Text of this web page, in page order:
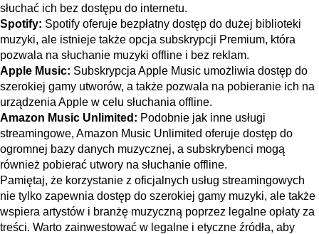
słuchać ich bez dostępu do internetu.
Spotify: Spotify oferuje bezpłatny dostęp do dużej biblioteki
muzyki, ale istnieje także opcja subskrypcji Premium, która
pozwala na słuchanie muzyki offline i bez reklam.
Apple Music: Subskrypcja Apple Music umożliwia dostęp do
szerokiej gamy utworów, a także pozwala na pobieranie ich na
urządzenia Apple w celu słuchania offline.
Amazon Music Unlimited: Podobnie jak inne usługi
streamingowe, Amazon Music Unlimited oferuje dostęp do
ogromnej bazy danych muzycznej, a subskrybenci mogą
również pobierać utwory na słuchanie offline.
Pamiętaj, że korzystanie z oficjalnych usług streamingowych
nie tylko zapewnia dostęp do szerokiej gamy muzyki, ale także
wspiera artystów i branżę muzyczną poprzez legalne opłaty za
treści. Warto zainwestować w legalne i etyczne źródła, aby